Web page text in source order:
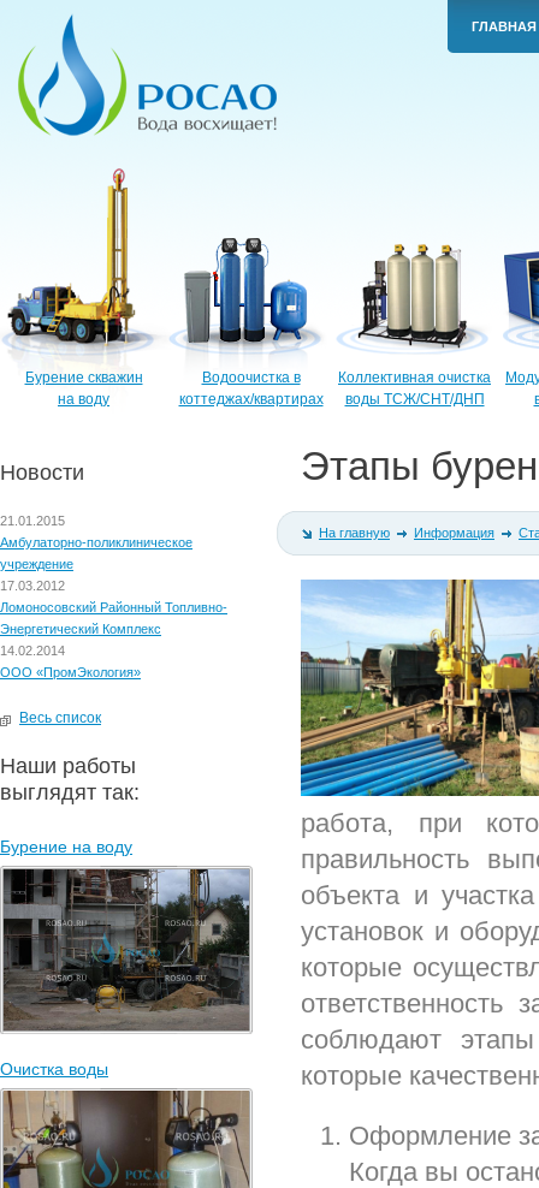
ГЛАВНАЯ
Бурение скважин
на воду
Водоочистка в
коттеджах/квартирах
Коллективная очистка
воды ТСЖ/СНТ/ДНП
Новости
21.01.2015
Амбулаторно-поликлиническое
учреждение
17.03.2012
Ломоносовский Районный Топливно-
Энергетический Комплекс
14.02.2014
ООО «ПромЭкология»
Весь список
Наши работы
выглядят так:
Бурение на воду
Очистка воды
Этапы
На главную Информация
работа, при
правильность
объекта и
установок и
которые
соблюдают
которые
Оформление
Когда вы